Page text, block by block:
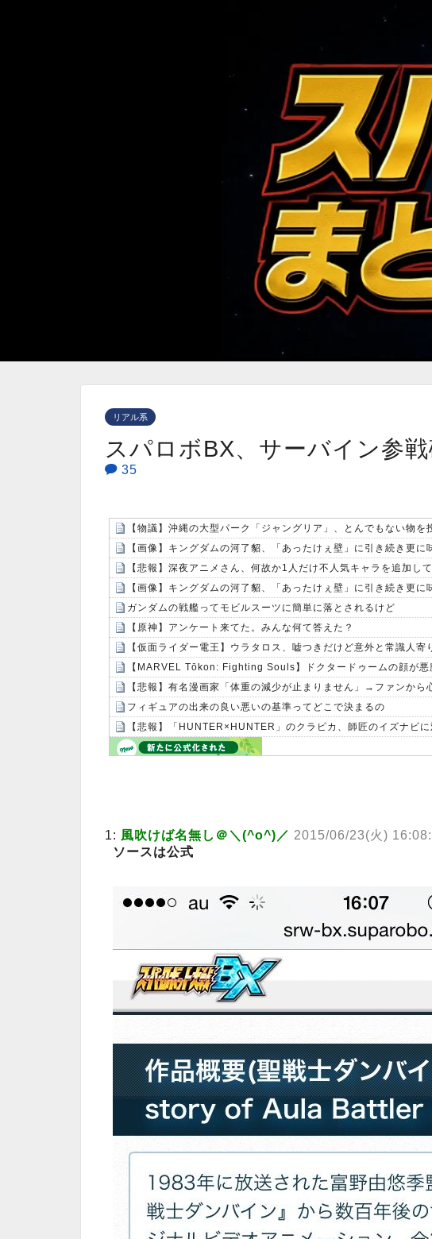
リアル系
スパロボBX、サーバイン参戦
35
【物議】沖縄の大型パーク「ジャングリア」、とんでもない物を
【画像】キングダムの河了貂、「あったけぇ壁」に引き続き更
【悲報】深夜アニメさん、何故か1人だけ不人気キャラを追加し
【画像】キングダムの河了貂、「あったけぇ壁」に引き続き更
ガンダムの戦艦ってモビルスーツに簡単に落とされるけど
【原神】アンケート来てた。みんな何て答えた？
【仮面ライダー電王】ウラタロス、嘘つきだけど意外と常識人寄
【MARVEL Tōkon: Fighting Souls】ドクタードゥームの顔が
【悲報】有名漫画家「体重の減少が止まりません」→ファンか
フィギュアの出来の良い悪いの基準ってどこで決まるの
【悲報】「HUNTER×HUNTER」のクラピカ、師匠のイズナビ
1: 風吹けば名無し＠＼(^o^)／ 2015/06/23(火)
ソースは公式